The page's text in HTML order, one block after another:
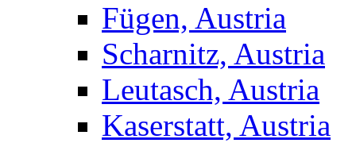
Fügen, Austria
Scharnitz, Austria
Leutasch, Austria
Kaserstatt, Austria